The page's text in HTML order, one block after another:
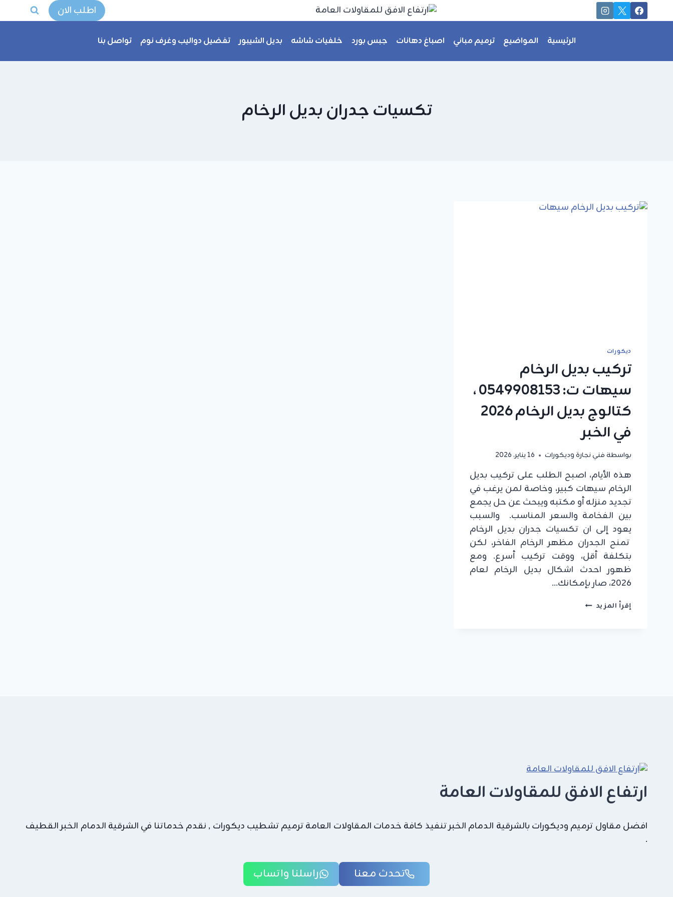
إلى
اطلب الان
الرئيسية المواضيع ترميم مباني اصباغ دهانات جبس بورد خلفيات شاشه بديل الشيبور تفضيل دواليب وغرف نوم تواصل بنا
تكسيات جدران بديل الرخام
ديكورات
تركيب بديل الرخام
سيهات ت: 0549908153 ،
كتالوج بديل الرخام 2026
في الخبر
بواسطةفني نجارة وديكورات 16 يناير، 2026
هذه الأيام، اصبح الطلب على تركيب بديل
الرخام سيهات كبير، وخاصة لمن يرغب في
تجديد منزله أو مكتبه ويبحث عن حل يجمع
بين الفخامة والسعر المناسب. والسبب
يعود إلى ان تكسيات جدران بديل الرخام
تمنح الجدران مظهر الرخام الفاخر، لكن
بتكلفة أقل، ووقت تركيب أسرع. ومع
ظهور احدث اشكال بديل الرخام لعام
2026، صار بإمكانك…
إقرأ المزيد تركيب
ارتفاع الافق للمقاولات العامة
افضل مقاول ترميم وديكورات بالشرقية الدمام الخبر تنفيذ كافة خدمات المقاولات العامة ترميم تشطيب ديكورات , نقدم خدماتنا في الشرقية الدمام الخبر القطيف
.
تحدث معنا راسلنا واتساب